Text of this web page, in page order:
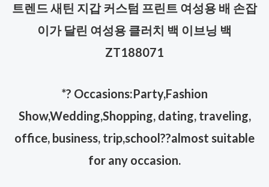
트렌드 새틴 지갑 커스텀 프린트 여성용 배 손잡
이가 달린 여성용 클러치 백 이브닝 백
ZT188071
*? Occasions:Party,Fashion
Show,Wedding,Shopping, dating, traveling,
office, business, trip,school??almost suitable
for any occasion.